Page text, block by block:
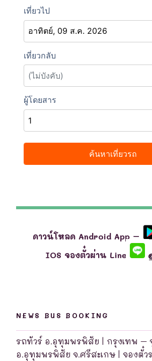
ดาวน์โหลด Android App –
IOS จองตั๋วผ่าน Line
NEWS BUS BOOKING
รถทัวร์ อ.อุทุมพรพิสัย | กรุงเทพ –
อ.อุทุมพรพิสัย จ.ศรีสะเกษ | จองตั๋ว